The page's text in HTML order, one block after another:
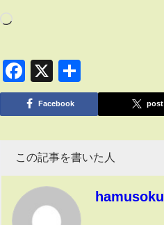
Facebook
X
有
Facebook post
この記事を書いた人
hamusoku